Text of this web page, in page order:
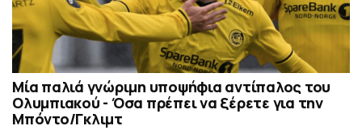
Μία παλιά γνώριμη υποψήφια αντίπαλος του
Ολυμπιακού - Όσα πρέπει να ξέρετε για την
Μπόντο/Γκλιμτ